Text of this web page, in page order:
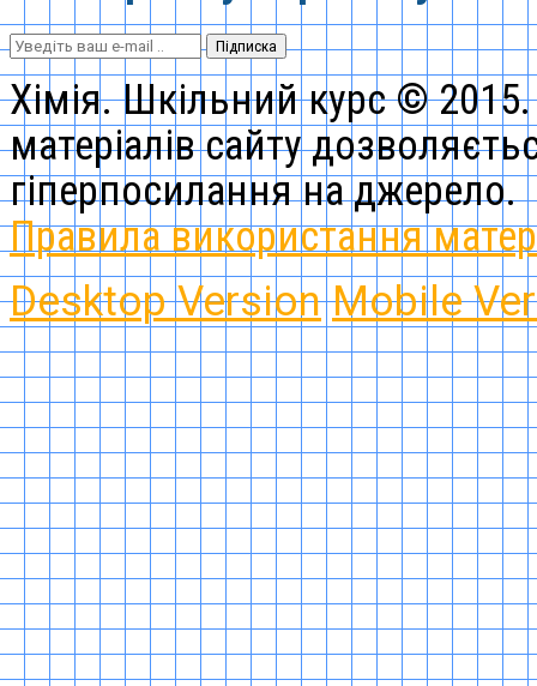
Підписка
Хімія. Шкільний курс ©
матеріалів сайту
гіперпосилання на джерело.
Правила використання
Desktop Version Mobile